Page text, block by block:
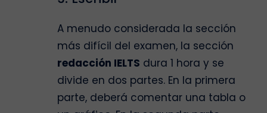
A menudo considerada la sección
más difícil del examen, la sección
redacción IELTS dura 1 hora y se
divide en dos partes. En la primera
parte, deberá comentar una tabla o